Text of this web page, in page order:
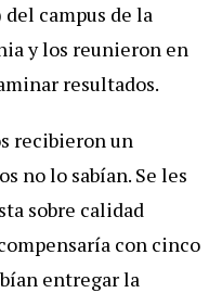
campus de la
y los reunieron en
resultados.
recibieron un
no lo sabían. Se les
sobre calidad
con cinco
entregar la